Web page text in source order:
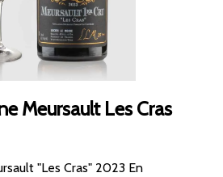
Meursault Les Cras
"Les Cras" 2023 En